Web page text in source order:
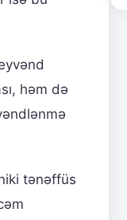
həm də
tənəffüs